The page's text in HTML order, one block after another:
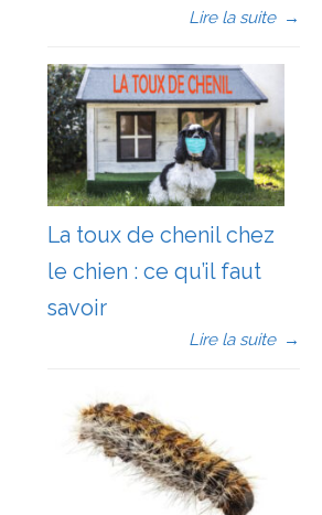
Lire la suite →
La toux de chenil chez
le chien : ce qu’il faut
savoir
Lire la suite →